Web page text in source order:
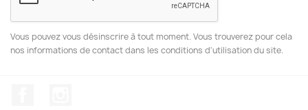
Vous pouvez vous désinscrire à tout moment. Vous trouverez pour cela
nos informations de contact dans les conditions d'utilisation du site.